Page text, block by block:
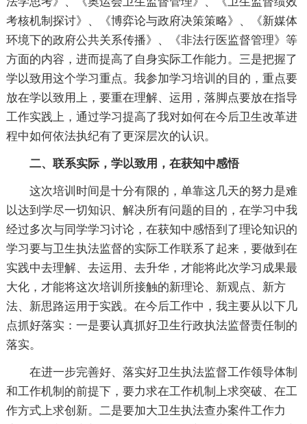
考核机制探讨》、《博弈论与政府决策策略》、《新媒体
环境下的政府公共关系传播》、《非法行医监督管理》等
方面的内容，进而提高了自身实际工作能力。三是把握了
学以致用这个学习重点。我参加学习培训的目的，重点要
放在学以致用上，要重在理解、运用，落脚点要放在指导
工作实践上，通过学习提高了我对如何在今后卫生改革进
程中如何依法执纪有了更深层次的认识。
二、联系实际，学以致用，在获知中感悟
这次培训时间是十分有限的，单靠这几天的努力是难
以达到学尽一切知识、解决所有问题的目的，在学习中我
经过多次与同学学习讨论，在获知中感悟到了理论知识的
学习要与卫生执法监督的实际工作联系了起来，要做到在
实践中去理解、去运用、去升华，才能将此次学习成果最
大化，才能将这次培训所接触的新理论、新观点、新方
法、新思路运用于实践。在今后工作中，我主要从以下几
点抓好落实：一是要认真抓好卫生行政执法监督责任制的
落实。
在进一步完善好、落实好卫生执法监督工作领导体制
和工作机制的前提下，要力求在工作机制上求突破、在工
作方式上求创新。二是要加大卫生执法查办案件工作力